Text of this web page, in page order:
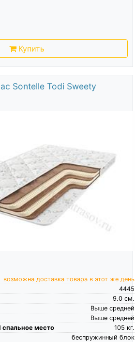
Купить
Sontelle Todi Sweety
возможна доставка товара в этот же день
4445
см.
9.0
Выше средней
Выше средней
спальное место
кг.
105
беспружинный блок